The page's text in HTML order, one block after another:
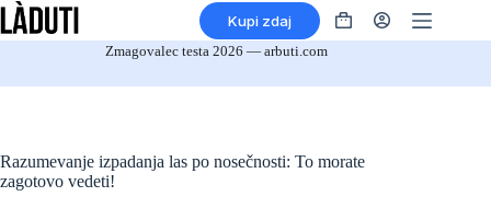
Preskoči
na
Kupi zdaj
Nakupovalna
Zmagovalec testa 2026 — arbuti.com
Razumevanje izpadanja las po nosečnosti: To morate
zagotovo vedeti!